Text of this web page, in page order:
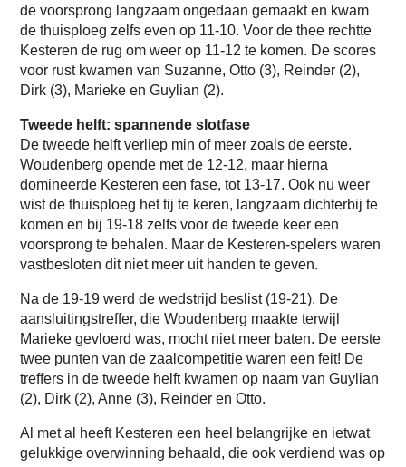
de voorsprong langzaam ongedaan gemaakt en kwam
de thuisploeg zelfs even op 11-10. Voor de thee rechtte
Kesteren de rug om weer op 11-12 te komen. De scores
voor rust kwamen van Suzanne, Otto (3), Reinder (2),
Dirk (3), Marieke en Guylian (2).
Tweede helft: spannende slotfase
De tweede helft verliep min of meer zoals de eerste.
Woudenberg opende met de 12-12, maar hierna
domineerde Kesteren een fase, tot 13-17. Ook nu weer
wist de thuisploeg het tij te keren, langzaam dichterbij te
komen en bij 19-18 zelfs voor de tweede keer een
voorsprong te behalen. Maar de Kesteren-spelers waren
vastbesloten dit niet meer uit handen te geven.
Na de 19-19 werd de wedstrijd beslist (19-21). De
aansluitingstreffer, die Woudenberg maakte terwijl
Marieke gevloerd was, mocht niet meer baten. De eerste
twee punten van de zaalcompetitie waren een feit! De
treffers in de tweede helft kwamen op naam van Guylian
(2), Dirk (2), Anne (3), Reinder en Otto.
Al met al heeft Kesteren een heel belangrijke en ietwat
gelukkige overwinning behaald, die ook verdiend was op